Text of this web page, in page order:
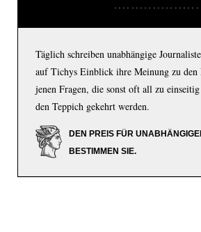
Täglich schreiben unabhängige
auf Tichys Einblick ihre Meinung zu
jenen Fragen, die sonst oft all zu
den Teppich gekehrt werden.
DEN PREIS FÜR
BESTIMMEN SIE.